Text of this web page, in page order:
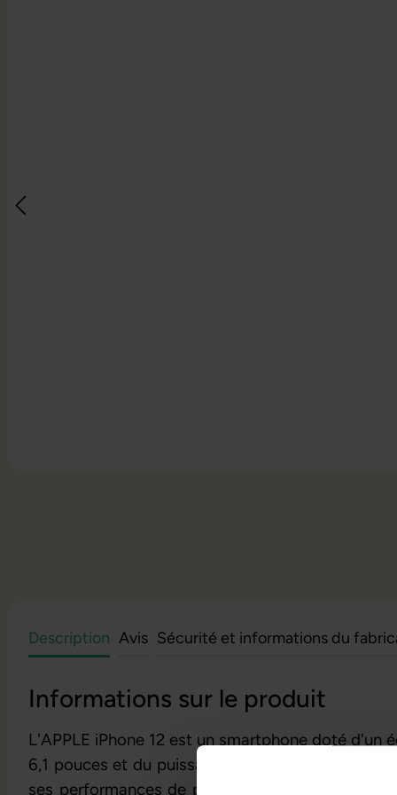
Description Avis Sécurité et informations du
Informations sur le produit
L'APPLE iPhone 12 est un smartphone doté d'un
6,1 pouces et du puissant processeur A14 Bionic.
ses performances de pointe et sa connectivité